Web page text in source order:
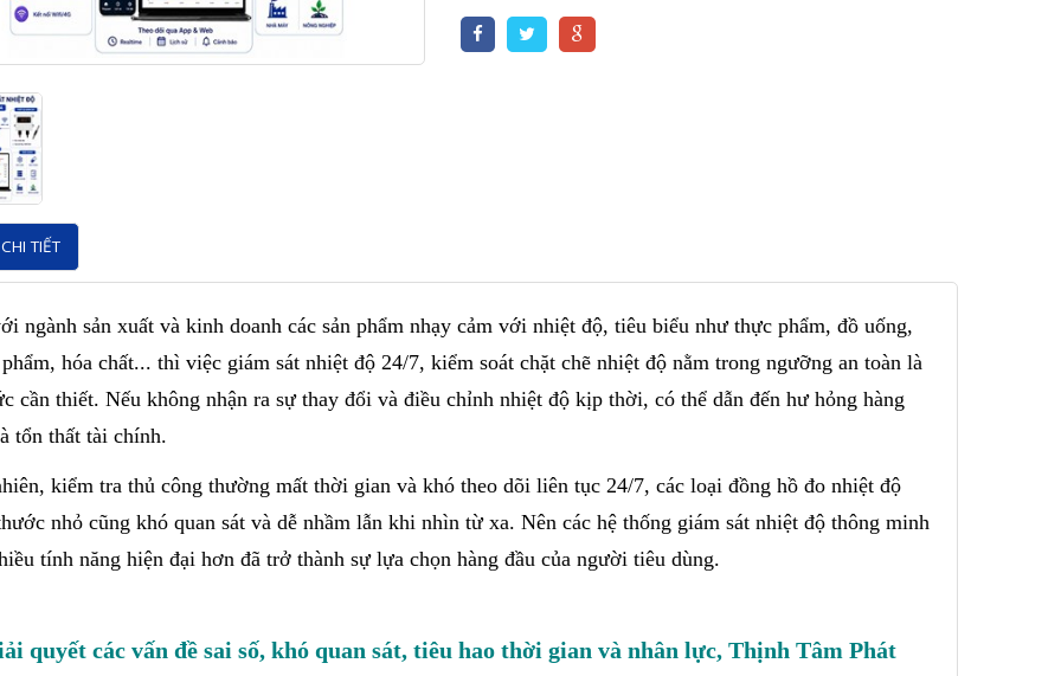
TIẾT
ngành sản xuất và kinh doanh các sản phẩm nhạy cảm với nhiệt độ, tiêu biểu như thực phẩm, đồ uống,
hóa chất... thì việc giám sát nhiệt độ 24/7, kiểm soát chặt chẽ nhiệt độ nằm trong ngưỡng an toàn là
cần thiết. Nếu không nhận ra sự thay đổi và điều chỉnh nhiệt độ kịp thời, có thể dẫn đến hư hỏng hàng
tổn thất tài chính.
kiểm tra thủ công thường mất thời gian và khó theo dõi liên tục 24/7, các loại đồng hồ đo nhiệt độ
nhỏ cũng khó quan sát và dễ nhầm lẫn khi nhìn từ xa. Nên các hệ thống giám sát nhiệt độ thông minh
tính năng hiện đại hơn đã trở thành sự lựa chọn hàng đầu của người tiêu dùng.
quyết các vấn đề sai số, khó quan sát, tiêu hao thời gian và nhân lực, Thịnh Tâm Phát